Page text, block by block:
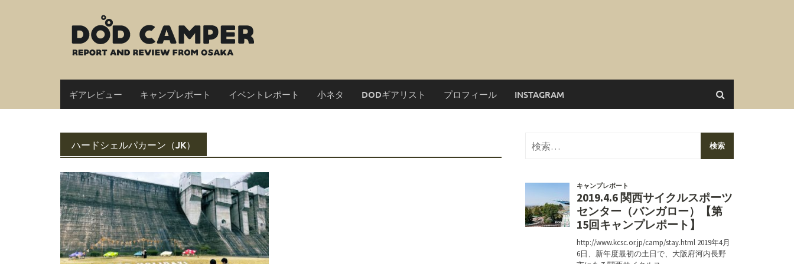
ギアレビュー キャンプレポート イベントレポート 小ネタ DODギアリスト プロフィール INSTAGRAM
ハードシェルパカーン（JK）
検
索: